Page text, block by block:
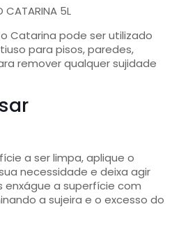
CATARINA 5L
Catarina pode ser utilizado
para pisos, paredes,
remover qualquer sujidade
a ser limpa, aplique o
necessidade e deixa agir
enxágue a superfície com
a sujeira e o excesso do